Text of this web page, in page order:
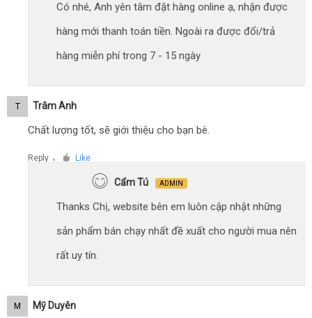
Có nhé, Anh yên tâm đặt hàng online ạ, nhận được
hàng mới thanh toán tiền. Ngoài ra được đổi/trả
hàng miễn phí trong 7 - 15 ngày
T Trâm Anh
Chất lượng tốt, sẽ giới thiệu cho bạn bè.
Reply ● Like
Cẩm Tú ADMIN
Thanks Chị, website bên em luôn cập nhật những
sản phẩm bán chạy nhất đề xuất cho người mua nên
rất uy tín.
M Mỹ Duyên